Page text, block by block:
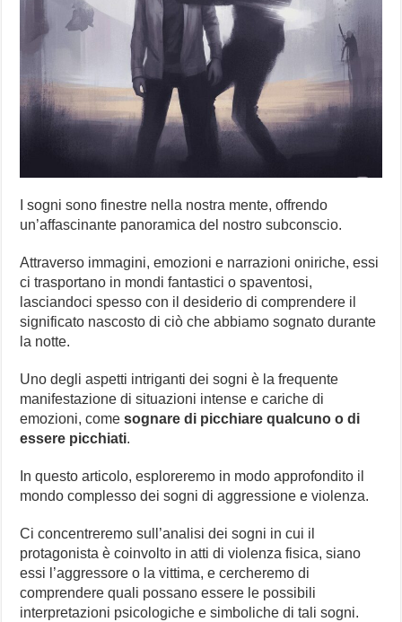
I sogni sono finestre nella nostra mente, offrendo
un’affascinante panoramica del nostro subconscio.
Attraverso immagini, emozioni e narrazioni oniriche, essi
ci trasportano in mondi fantastici o spaventosi,
lasciandoci spesso con il desiderio di comprendere il
significato nascosto di ciò che abbiamo sognato durante
la notte.
Uno degli aspetti intriganti dei sogni è la frequente
manifestazione di situazioni intense e cariche di
emozioni, comesognare di picchiare qualcuno o di
essere picchiati.
In questo articolo, esploreremo in modo approfondito il
mondo complesso dei sogni di aggressione e violenza.
Ci concentreremo sull’analisi dei sogni in cui il
protagonista è coinvolto in atti di violenza fisica, siano
essi l’aggressore o la vittima, e cercheremo di
comprendere quali possano essere le possibili
interpretazioni psicologiche e simboliche di tali sogni.